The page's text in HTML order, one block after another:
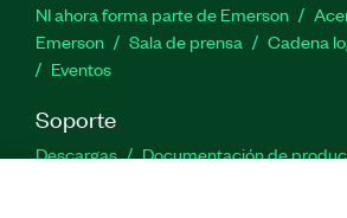
NI ahora forma parte de Emerson
Emerson
Sala de prensa
Cadena
Eventos
Soporte
Descargas Documentación de